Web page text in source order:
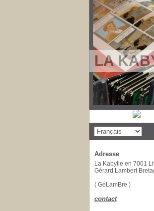
LA
Adresse
La Kabylie en 7001
Gérard Lambert
( GéLamBre )
contact